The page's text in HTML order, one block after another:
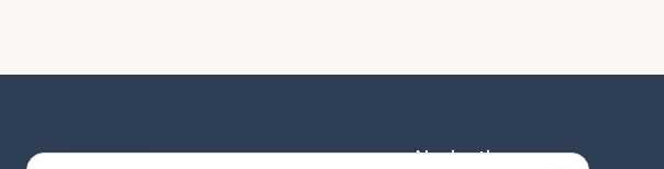
Navigation